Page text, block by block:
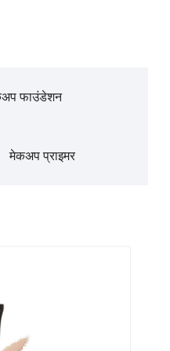
फाउंडेशन
मेकअप प्राइमर